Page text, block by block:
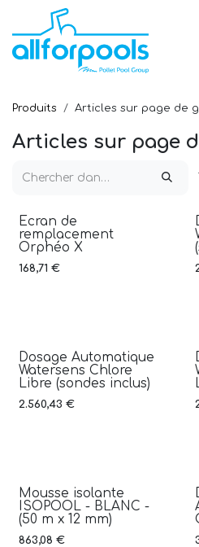
Se rendre au contenu
Produits Articles sur page de
Articles sur page
Ecran de
remplacement
Orphéo X
168,71 €
Nouveauté
Dosage Automatique
Watersens Chlore
Libre (sondes inclus)
2.560,43 €
Mousse isolante
ISOPOOL - BLANC -
(50 m x 12 mm)
863,08 €